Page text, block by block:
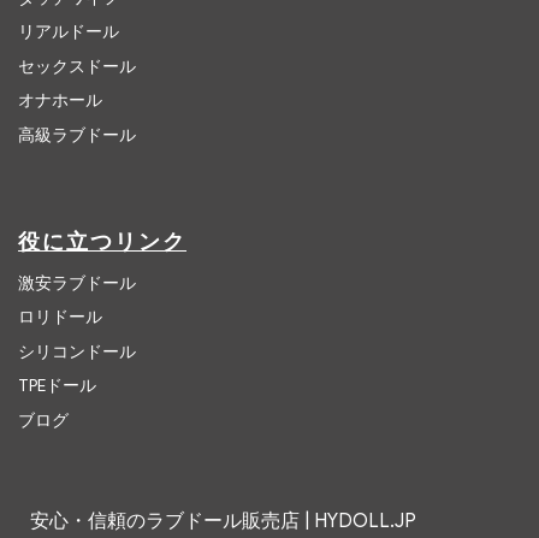
リアルドール
セックスドール
オナホール
高級ラブドール
役に立つリンク
激安ラブドール
ロリドール
シリコンドール
TPEドール
ブログ
安心・信頼のラブドール販売店 | HYDOLL.JP